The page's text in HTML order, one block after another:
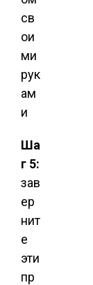
Ша
г 5:
зав
ер
нит
е
эти
пр